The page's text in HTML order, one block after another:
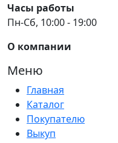
Часы работы
Пн-Сб, 10:00 - 19:00
О компании
Меню
Главная
Каталог
Покупателю
Выкуп